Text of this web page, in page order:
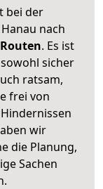
bei der
nach
. Es ist
sicher
ratsam,
frei von
wir
die Planung,
Sachen